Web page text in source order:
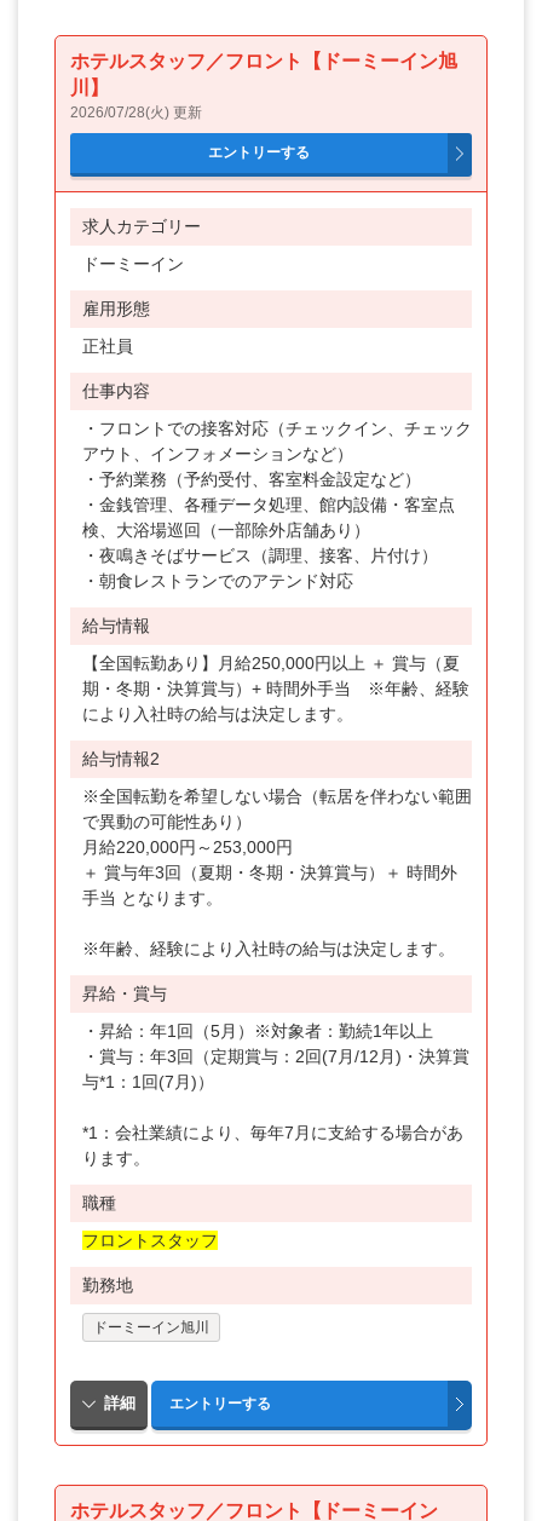
宮崎県
鹿児島県
ホテルスタッフ／フロント【ドーミーイン旭
川】
2026/07/28(火) 更新
求人カテゴリー
ドーミーイン
雇用形態
正社員
仕事内容
・フロントでの接客対応（チェックイン、チェック
アウト、インフォメーションなど）
・予約業務（予約受付、客室料金設定など）
・金銭管理、各種データ処理、館内設備・客室点
検、大浴場巡回（一部除外店舗あり）
・夜鳴きそばサービス（調理、接客、片付け）
・朝食レストランでのアテンド対応
給与情報
【全国転勤あり】月給250,000円以上 ＋ 賞与（夏
期・冬期・決算賞与）+ 時間外手当 ※年齢、経験
により入社時の給与は決定します。
給与情報2
※全国転勤を希望しない場合（転居を伴わない範囲
で異動の可能性あり）
月給220,000円～253,000円
＋ 賞与年3回（夏期・冬期・決算賞与）＋ 時間外
手当 となります。
※年齢、経験により入社時の給与は決定します。
昇給・賞与
・昇給：年1回（5月）※対象者：勤続1年以上
・賞与：年3回（定期賞与：2回(7月/12月)・決算賞
与*1：1回(7月)）
*1：会社業績により、毎年7月に支給する場合があ
ります。
職種
フロントスタッフ
勤務地
ドーミーイン旭川
ホテルスタッフ／フロント【ドーミーイン